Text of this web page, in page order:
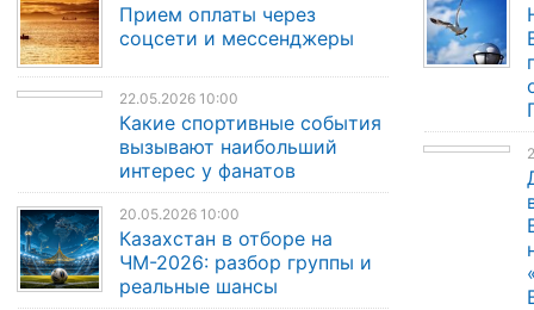
Прием оплаты через
соцсети и мессенджеры
22.05.2026 10:00
Какие спортивные события
вызывают наибольший
интерес у фанатов
20.05.2026 10:00
Казахстан в отборе на
ЧМ-2026: разбор группы и
реальные шансы